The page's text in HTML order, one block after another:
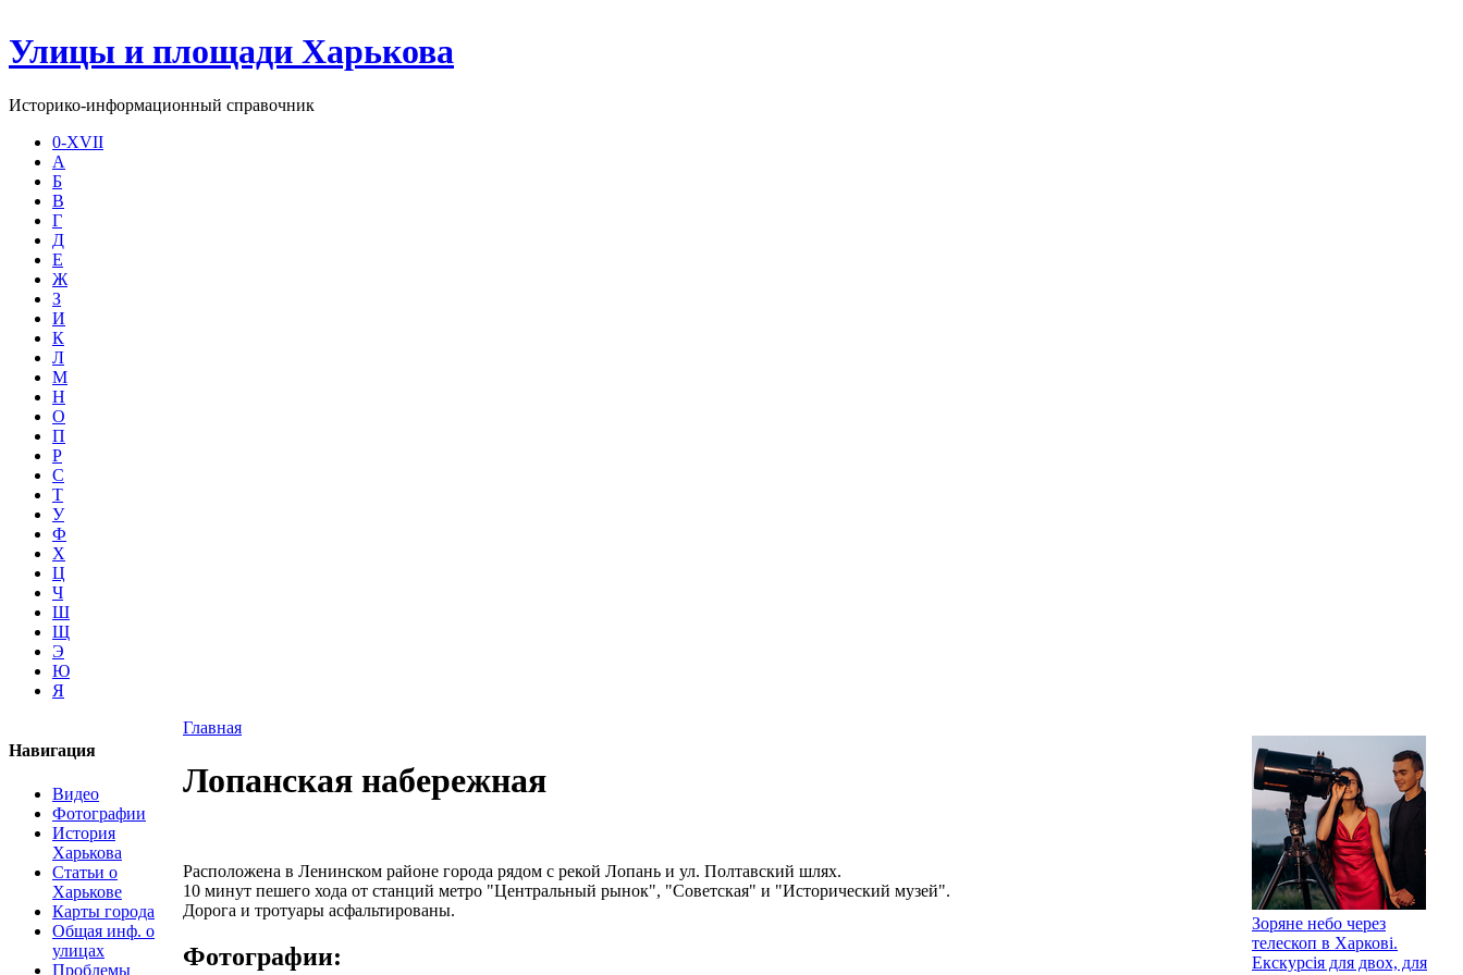
Улицы и площади Харькова
Историко-информационный справочник
0-XVII
А
Б
В
Г
Д
Е
Ж
З
И
К
Л
М
Н
О
П
Р
С
Т
У
Ф
Х
Ц
Ч
Ш
Щ
Э
Ю
Я
Навигация
Видео
Фотографии
История
Харькова
Статьи о
Харькове
Карты города
Общая инф. о
улицах
Проблемы
Главная
Лопанская набережная
Расположена в Ленинском районе города рядом с рекой Лопань и ул. Полтавский шлях.
10 минут пешего хода от станций метро "Центральный рынок", "Советская" и "Исторический музей".
Дорога и тротуары асфальтированы.
Фотографии:
Зоряне небо через
телескоп в Харкові.
Екскурсія для двох, для